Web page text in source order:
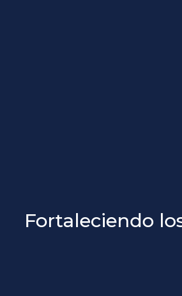
Fortaleciendo